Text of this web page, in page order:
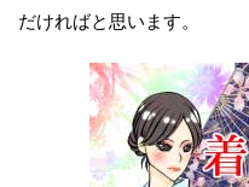
だければと思います。